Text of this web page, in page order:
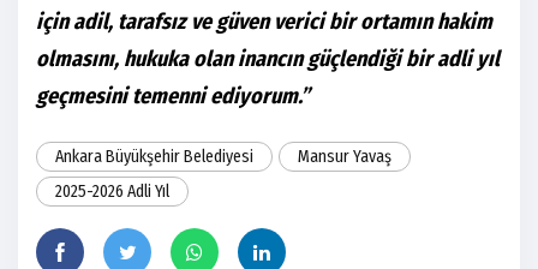
için adil, tarafsız ve güven verici bir ortamın hakim
olmasını, hukuka olan inancın güçlendiği bir adli yıl
geçmesini temenni ediyorum.”
Ankara Büyükşehir Belediyesi
Mansur Yavaş
2025-2026 Adli Yıl